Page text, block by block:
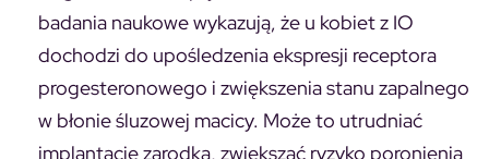
badania naukowe wykazują, że u kobiet z IO
dochodzi do upośledzenia ekspresji receptora
progesteronowego i zwiększenia stanu zapalnego
w błonie śluzowej macicy. Może to utrudniać
implantację zarodka, zwiększać ryzyko poronienia